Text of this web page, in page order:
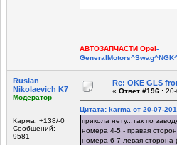
АВТОЗАПЧАСТИ Opel-
Ruslan
Nikolaevich K7
Модератор
Карма: +138/-0
Сообщений:
9581
Re: OKE GLS
« Ответ #196 :
Цитата: karma от 20-07-
прикола нету...так по
номера 4-5 - правая
номера 6-7 левая сторона